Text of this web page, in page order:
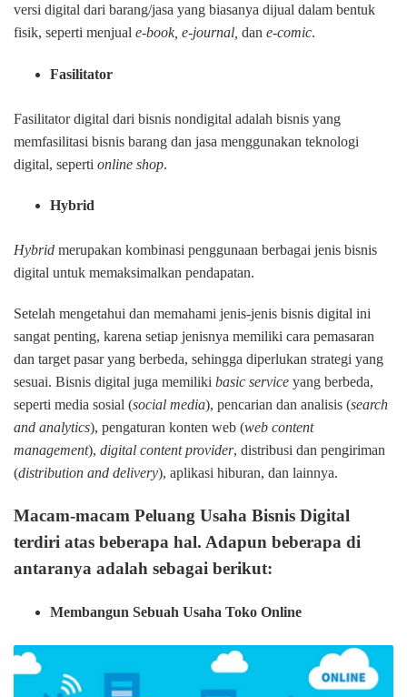
versi digital dari barang/jasa yang biasanya dijual dalam bentuk
fisik, seperti menjual e-book, e-journal, dan e-comic.
Fasilitator
Fasilitator digital dari bisnis nondigital adalah bisnis yang
memfasilitasi bisnis barang dan jasa menggunakan teknologi
digital, seperti online shop.
Hybrid
Hybrid merupakan kombinasi penggunaan berbagai jenis bisnis
digital untuk memaksimalkan pendapatan.
Setelah mengetahui dan memahami jenis-jenis bisnis digital ini
sangat penting, karena setiap jenisnya memiliki cara pemasaran
dan target pasar yang berbeda, sehingga diperlukan strategi yang
sesuai. Bisnis digital juga memiliki basic service yang berbeda,
seperti media sosial (social media), pencarian dan analisis (search
and analytics), pengaturan konten web (web content
management), digital content provider, distribusi dan pengiriman
(distribution and delivery), aplikasi hiburan, dan lainnya.
Macam-macam Peluang Usaha Bisnis Digital
terdiri atas beberapa hal. Adapun beberapa di
antaranya adalah sebagai berikut:
Membangun Sebuah Usaha Toko Online